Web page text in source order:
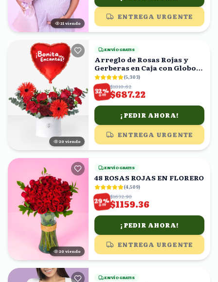
22 viendo
ENTREGA URGENTE
21 viendo
ENVÍO GRATIS
Arreglo de Rosas Rojas y
Gerberas en Caja con Globo
Corazón
(5,303)
32%
OFF
$1010.62
$687.22
¡PEDIR AHORA!
ENTREGA URGENTE
20 viendo
ENVÍO GRATIS
48 ROSAS ROJAS EN FLORERO
(4,509)
29%
OFF
$1632.90
$1159.36
¡PEDIR AHORA!
ENTREGA URGENTE
ENVÍO GRATIS